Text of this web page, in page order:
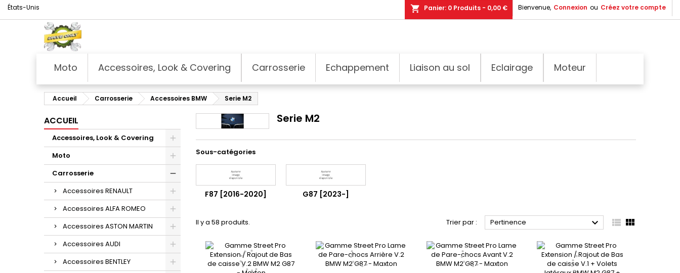
États-Unis Bienvenue, Connexion ou Créez votre compte
shopping_cart Panier: 0 Produits - 0,00 €
Moto Accessoires, Look & Covering Carrosserie Echappement Liaison au sol Eclairage Moteur
Accueil Carrosserie Accessoires BMW Serie M2
ACCUEIL
Accessoires, Look & Covering
Moto
Carrosserie
Accessoires RENAULT
Accessoires ALFA ROMEO
Accessoires ASTON MARTIN
Accessoires AUDI
Accessoires BENTLEY
Serie M2
Sous-catégories
F87 [2016-2020] G87 [2023-]
Il y a 58 produits. Trier par : Pertinence   